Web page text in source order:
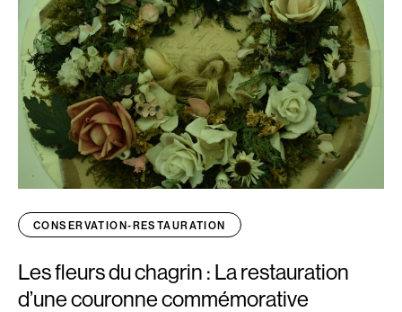
CONSERVATION-RESTAURATION
Les fleurs du chagrin : La restauration
d’une couronne commémorative